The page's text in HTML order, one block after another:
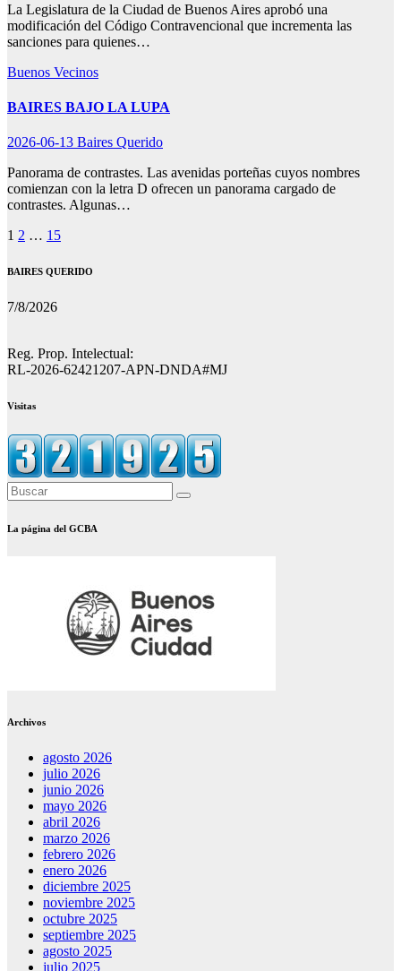
La Legislatura de la Ciudad de Buenos Aires aprobó una
modificación del Código Contravencional que incrementa las
sanciones para quienes…
Buenos Vecinos
BAIRES BAJO LA LUPA
2026-06-13 Baires Querido
Panorama de contrastes. Las avenidas porteñas cuyos nombres
comienzan con la letra D ofrecen un panorama cargado de
contrastes. Algunas…
Paginación
de
1 2 … 15
BAIRES QUERIDO
7/8/2026
Reg. Prop. Intelectual:
RL-2026-62421207-APN-DNDA#MJ
Visitas
La página del GCBA
Archivos
agosto 2026
julio 2026
junio 2026
mayo 2026
abril 2026
marzo 2026
febrero 2026
enero 2026
diciembre 2025
noviembre 2025
octubre 2025
septiembre 2025
agosto 2025
julio 2025